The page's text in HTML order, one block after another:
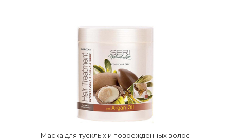
Маска для тусклых и поврежденных волос